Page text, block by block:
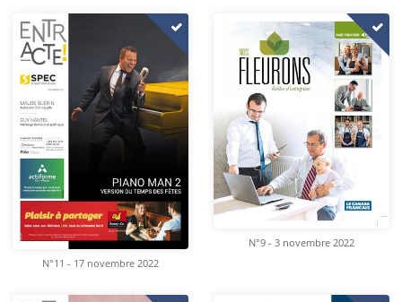
N°11 - 17 novembre 2022
N°9 - 3 novembre 2022